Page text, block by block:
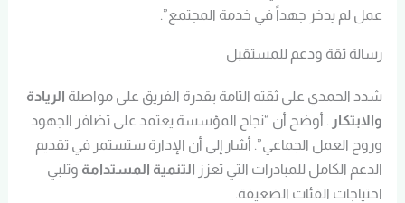
عمل لم يدخر جهداً في خدمة المجتمع”.
رسالة ثقة ودعم للمستقبل
شدد الحمدي على ثقته التامة بقدرة الفريق على مواصلة الريادة
والابتكار . أوضح أن “نجاح المؤسسة يعتمد على تضافر الجهود
وروح العمل الجماعي”. أشار إلى أن الإدارة ستستمر في تقديم
الدعم الكامل للمبادرات التي تعزز التنمية المستدامة وتلبي
احتياجات الفئات الضعيفة.